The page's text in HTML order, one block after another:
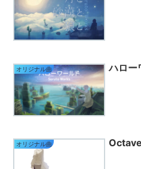
オリジナル曲 ハロー
オリジナル曲